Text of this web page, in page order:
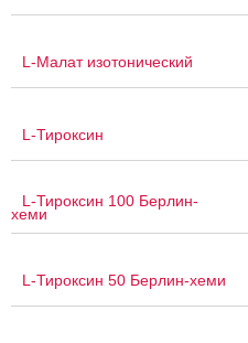
L-Малат изотонический
L-Тироксин
L-Тироксин 100 Берлин-
хеми
L-Тироксин 50 Берлин-хеми